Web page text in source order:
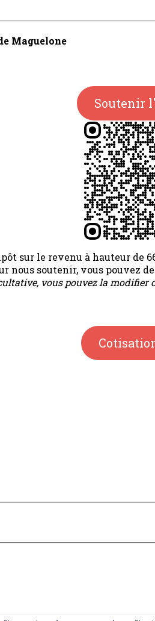
Maguelone
Soutenir
sur le revenu à hauteur de
nous soutenir, vous pouvez
vous pouvez la modifier